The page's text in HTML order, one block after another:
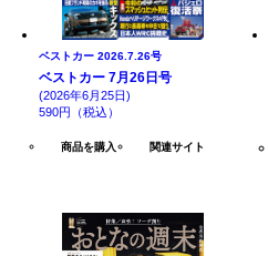
ベストカー 2026.7.26号
ベストカー 7月26日号
(2026年6月25日)
590円（税込）
商品を購入 関連サイト